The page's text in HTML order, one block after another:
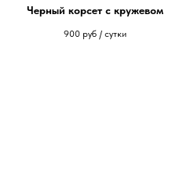
Черный корсет с кружевом
900 руб / сутки